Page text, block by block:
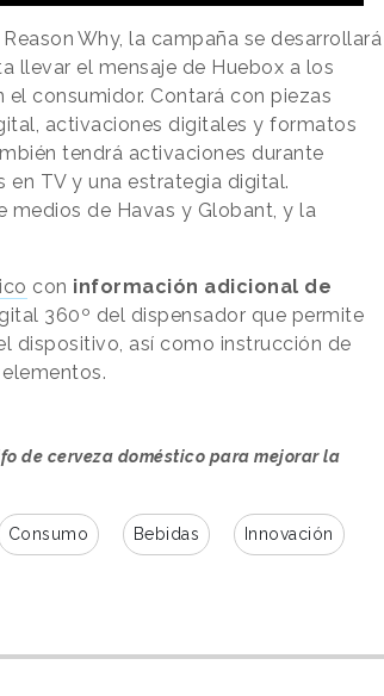
Reason Why, la campaña se desarrollará
llevar el mensaje de Huebox a los
consumidor. Contará con piezas
activaciones digitales y formatos
tendrá activaciones durante
TV y una estrategia digital.
medios de Havas y Globant, y la
con información adicional de
360º del dispensador que permite
dispositivo, así como instrucción de
de cerveza doméstico para mejorar la
Consumo Bebidas Innovación